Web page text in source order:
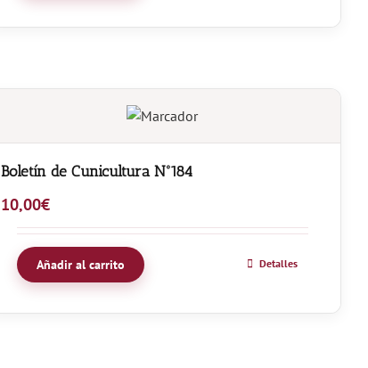
Boletín de Cunicultura Nº184
10,00€
Añadir al carrito Detalles